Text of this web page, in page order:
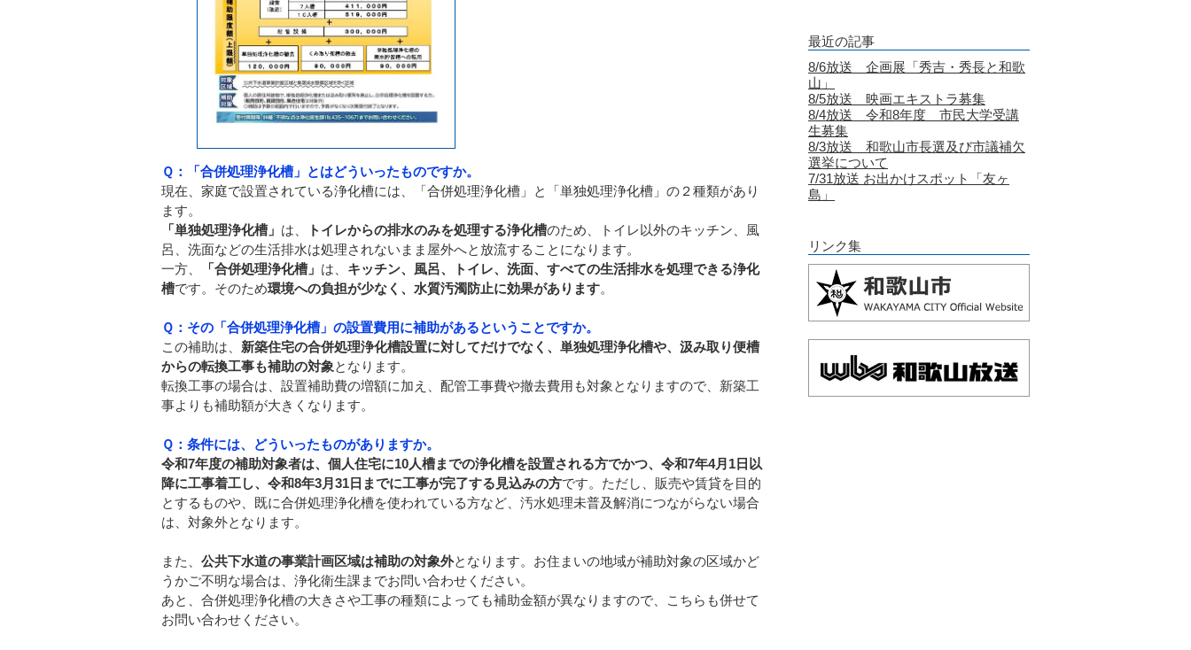
Ｑ：「合併処理浄化槽」とはどういったものですか。
現在、家庭で設置されている浄化槽には、「合併処理浄化槽」と「単独処理浄化槽」の２種類があり
ます。
「単独処理浄化槽」 は、 トイレからの排水のみを処理する浄化槽のため、トイレ以外のキッチン、風
呂、洗面などの生活排水は処理されないまま屋外へと放流することになります。
一方、
「合併処理浄化槽」 は、 キッチン、風呂、トイレ、洗面、すべての生活排水を処理できる浄化
槽です。そのため環境への負担が少なく、水質汚濁防止に効果があります。
Ｑ：その「合併処理浄化槽」の設置費用に補助があるということですか。
この補助は、 新築住宅の合併処理浄化槽設置に対してだけでなく、単独処理浄化槽や、汲み取り便槽
からの転換工事も補助の対象となります。
転換工事の場合は、設置補助費の増額に加え、配管工事費や撤去費用も対象となりますので、新築工
事よりも補助額が大きくなります。
Ｑ：条件には、どういったものがありますか。
令和7年度の補助対象者は、個人住宅に10人槽までの浄化槽を設置される方でかつ、令和7年4月1日以
降に工事着工し、令和8年3月31日までに工事が完了する見込みの方です。ただし、販売や賃貸を目的
とするものや、既に合併処理浄化槽を使われている方など、汚水処理未普及解消につながらない場合
は、対象外となります。
また、 公共下水道の事業計画区域は補助の対象外となります。お住まいの地域が補助対象の区域かど
うかご不明な場合は、浄化衛生課までお問い合わせください。
あと、合併処理浄化槽の大きさや工事の種類によっても補助金額が異なりますので、こちらも併せて
お問い合わせください。
最近の記事
8/6放送 企画展「秀吉・秀長と和歌
山」
8/5放送 映画エキストラ募集
8/4放送 令和8年度 市民大学受講
生募集
8/3放送 和歌山市長選及び市議補欠
選挙について
7/31放送 お出かけスポット「友ヶ
島」
リンク集